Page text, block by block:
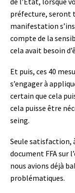
préfecture, seront
manifestation
compte de la
cela avait besoin
Et puis, ces 40
s’engager à
certain que cela
cela puisse être
seing.
Seule satisfaction,
document FFA sur
nous avions déjà
problématiques.